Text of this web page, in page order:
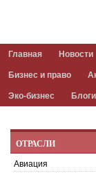
Главная Новости
Бизнес и право
Эко-бизнес Блоги
ОТРАСЛИ
Авиация